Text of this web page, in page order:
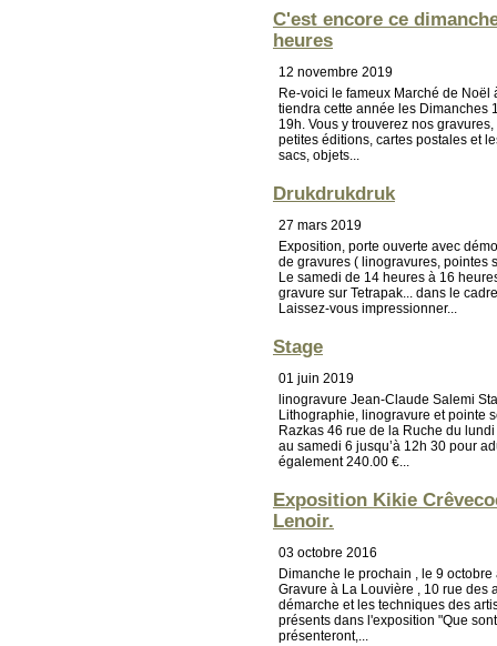
C'est encore ce
heures
12 novembre 2019
Re-voici le fameux Marché de Noël
tiendra cette année les Dimanches
19h. Vous y trouverez nos
petites éditions, cartes postales et
sacs, objets...
Drukdrukdruk
27 mars 2019
Exposition, porte ouverte avec
de gravures ( linogravures, pointes
Le samedi de 14 heures à 16
gravure sur Tetrapak... dans le
Laissez-vous impressionner...
Stage
01 juin 2019
linogravure Jean-Claude Salemi
Lithographie, linogravure et pointe
Razkas 46 rue de la Ruche du
au samedi 6 jusqu’à 12h 30 pour
également 240.00 €...
Exposition Kikie
Lenoir.
03 octobre 2016
Dimanche le prochain , le 9 octobre
Gravure à La Louvière , 10 rue des
démarche et les techniques des
présents dans l'exposition "Que
présenteront,...